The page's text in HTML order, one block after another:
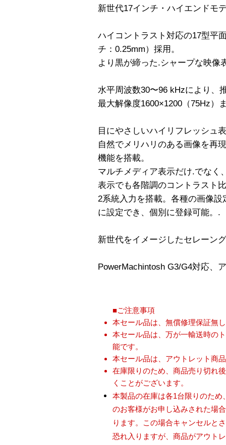
新世代17インチ・ハイエンドモ
ハイコントラスト対応の17型平
チ：0.25mm）採用。
より黒が締った.シャープな映像
水平周波数30〜96 kHzにより、
最大解像度1600×1200（75Hz）
目にやさしいハイリフレッシュ
自然でメリハリのある画像を再
機能を搭載。
マルチメディア表示だけ.でなく
表示でも各階調のコントラスト
2系統入力を搭載。各種の画像
に設定でき、個別に登録可能。.
新世代をイメージしたセレーン
PowerMachintosh G3/G4対応、
■ご注意事項
本セール品は、無償修理保証無
本セール品は、万が一輸送時の
能です。
本セール品は、アウトレット商
在庫限りのため、商品売り切れ
くことがございます。
本製品の在庫は各1台限りのた
のお客様がお申し込みされた場
ります。この場合キャンセルと
恐れ入りますが、商品がアウト